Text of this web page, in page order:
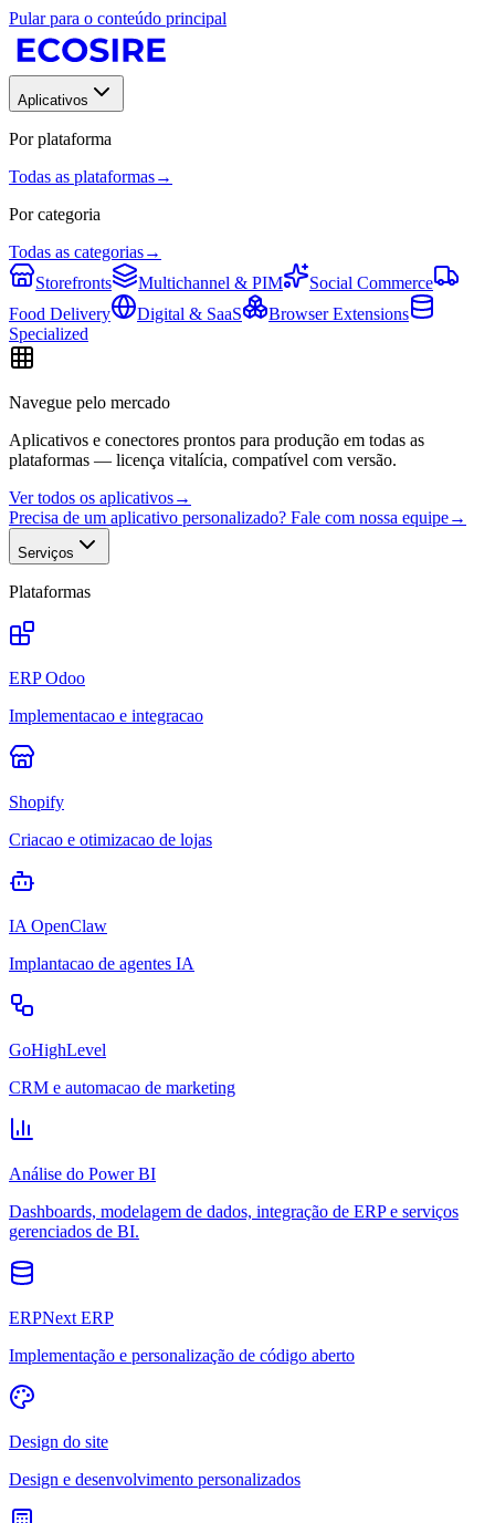
Pular para o conteúdo principal
Aplicativos
Por plataforma
Todas as plataformas→
Por categoria
Todas as categorias→
Storefronts
Multichannel & PIM
Social Commerce
Food Delivery
Digital & SaaS
Browser Extensions
Specialized
Navegue pelo mercado
Aplicativos e conectores prontos para produção em todas as
plataformas — licença vitalícia, compatível com versão.
Ver todos os aplicativos→
Precisa de um aplicativo personalizado? Fale com nossa equipe→
Serviços
Plataformas
ERP Odoo
Implementacao e integracao
Shopify
Criacao e otimizacao de lojas
IA OpenClaw
Implantacao de agentes IA
GoHighLevel
CRM e automacao de marketing
Análise do Power BI
Dashboards, modelagem de dados, integração de ERP e serviços
gerenciados de BI.
ERPNext ERP
Implementação e personalização de código aberto
Design do site
Design e desenvolvimento personalizados